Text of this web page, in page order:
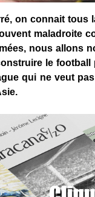
on connait tous
maladroite
nous allons
le football
qui ne veut